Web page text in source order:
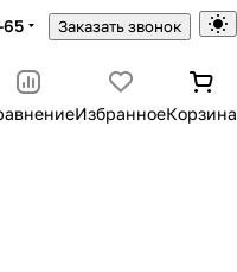
65 Заказать звонок
ИзбранноеКорзина